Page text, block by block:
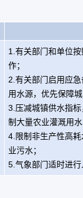
1.有关部门和单位
作；
2.有关部门启用应
用水源，优先保障
3.压减城镇供水指
制大量农业灌溉用
4.限制非生产性高
业污水；
5.气象部门适时进